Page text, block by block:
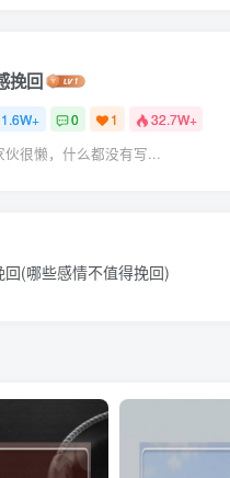
挽回
1.6W+ 0 1 32.7W+
伙很懒，什么都没有写...
(哪些感情不值得挽回)